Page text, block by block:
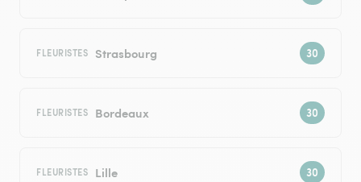
FLEURISTES Strasbourg
FLEURISTES Bordeaux
FLEURISTES Lille